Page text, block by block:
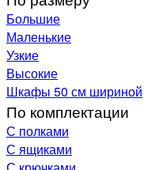
Большие
Маленькие
Узкие
Высокие
Шкафы 50 см шириной
По комплектации
С полками
С ящиками